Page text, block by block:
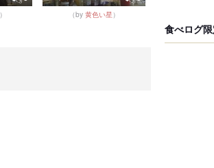
） （by 黄色い星 ）
食べログ